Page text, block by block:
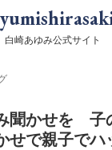
白崎あゆみ公式サイト
聞かせを 子
せで親子でハ